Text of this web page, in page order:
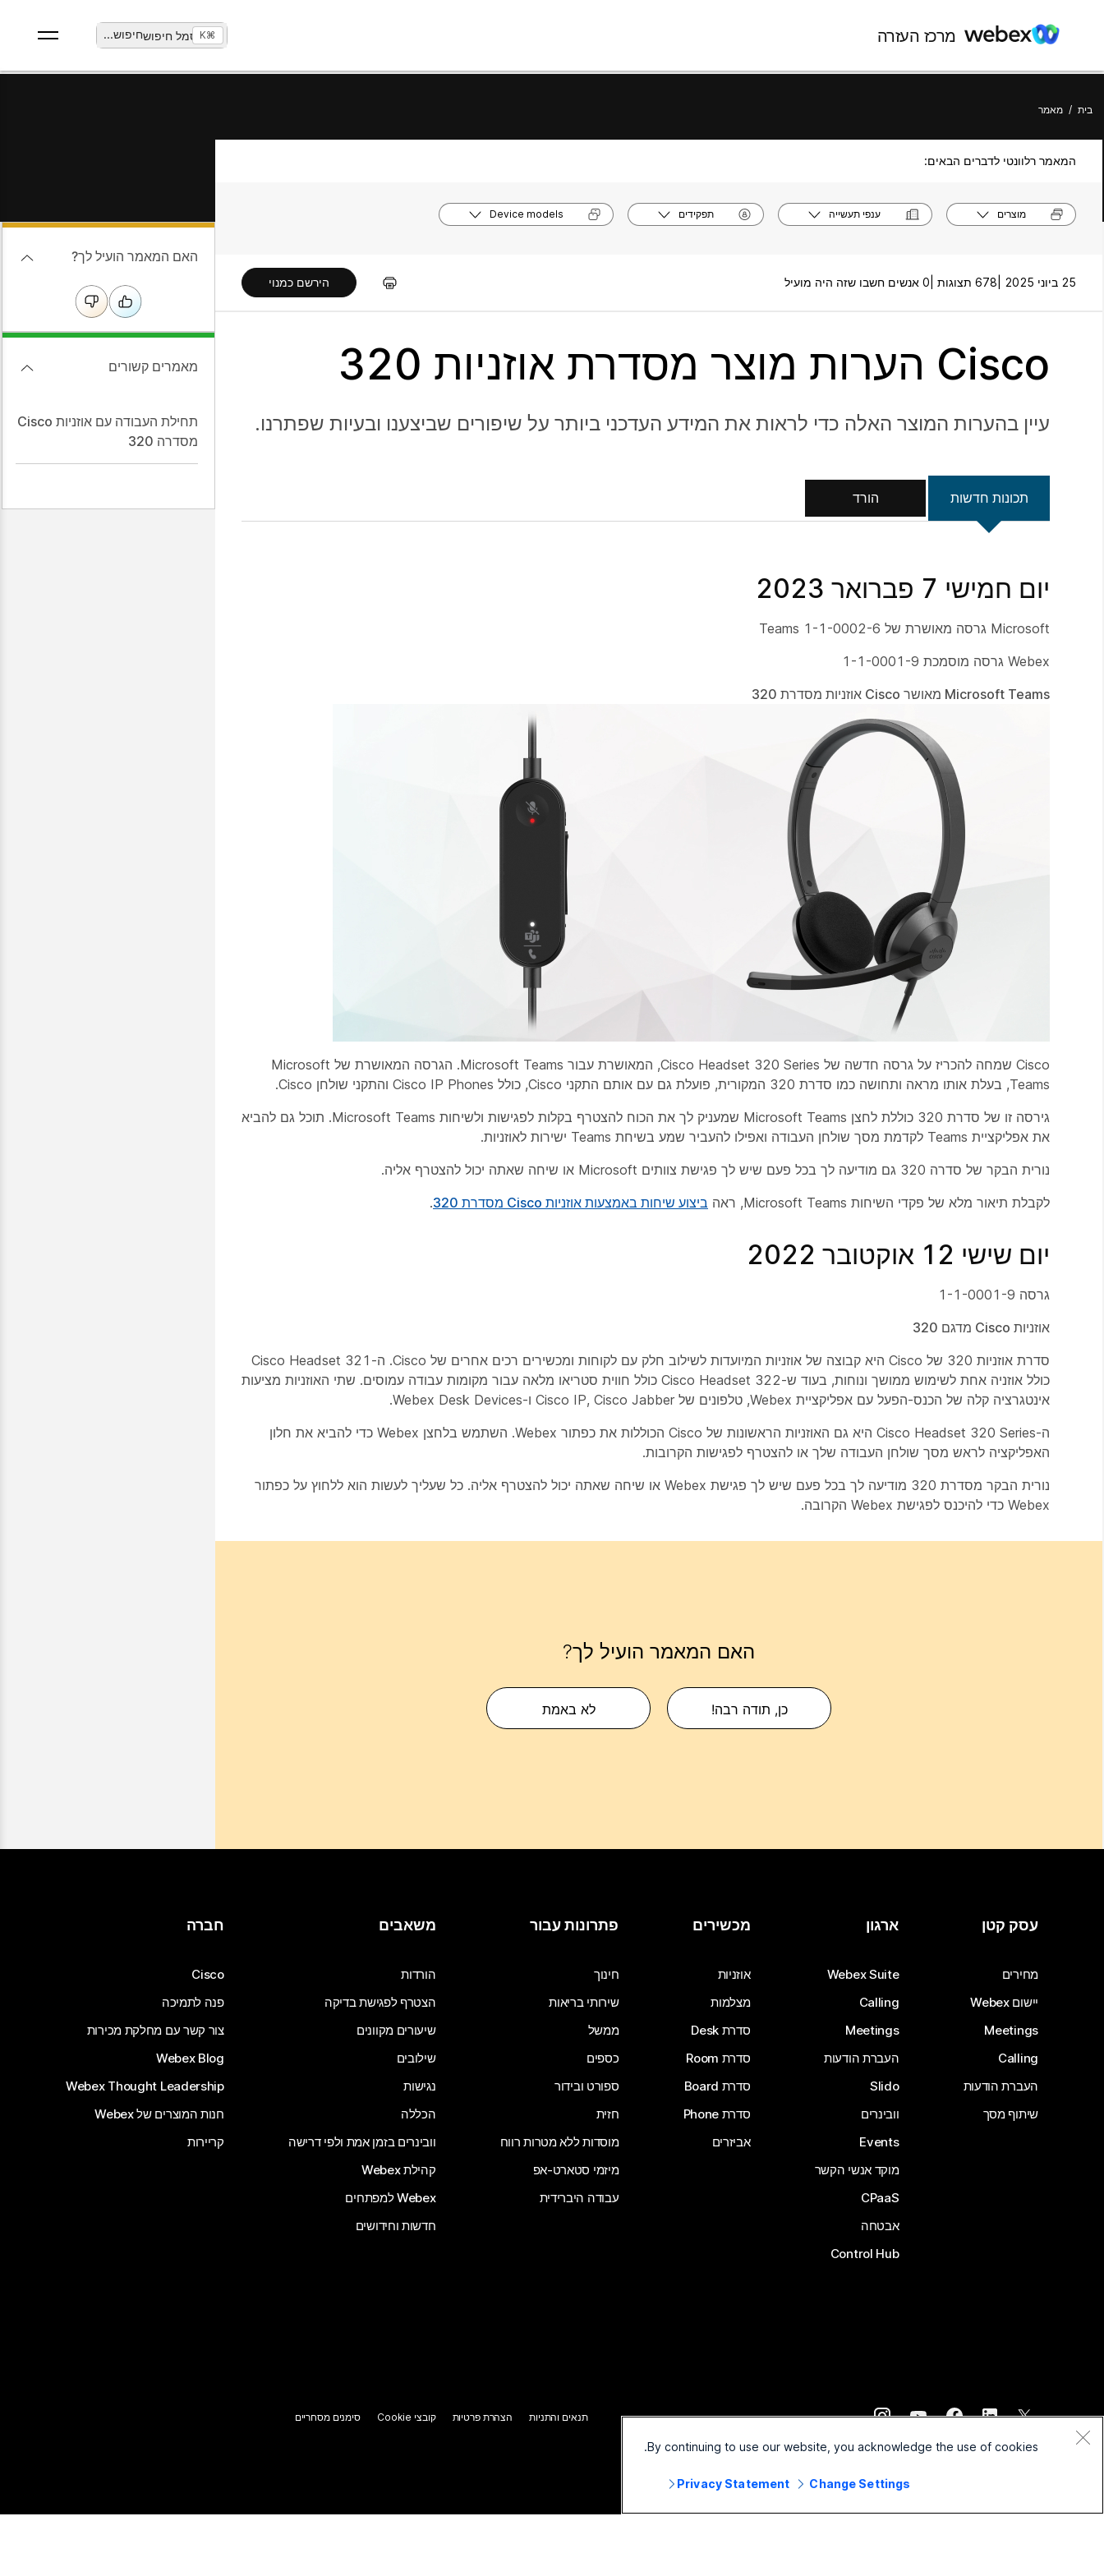
מרכז העזרה חיפוש... ⌘K
בית / מאמר
המאמר רלוונטי לדברים הבאים:
מוצרים ענפי תעשייה תפקידים Device models
25 ביוני 2025 | 678 תצוגות | 0 אנשים חשבו שזה היה מועיל הירשם כמנוי
Cisco הערות מוצר מסדרת אוזניות 320
עיין בהערות המוצר האלה כדי לראות את המידע העדכני ביותר על שיפורים שביצענו ובעיות שפתרנו.
תכונות חדשות הורד
יום חמישי 7 פברואר 2023
Microsoft גרסה מאושרת של Teams 1-1-0002-6
Webex גרסה מוסמכת 1-1-0001-9
Microsoft Teams מאושר Cisco אוזניות מסדרת 320
Cisco שמחה להכריז על גרסה חדשה של Cisco Headset 320 Series, המאושרת עבור Microsoft Teams. הגרסה המאושרת של Microsoft
Teams, בעלת אותו מראה ותחושה כמו סדרת 320 המקורית, פועלת גם עם אותם התקני Cisco, כולל Cisco IP Phones והתקני שולחן Cisco.
גירסה זו של סדרת 320 כוללת לחצן Microsoft Teams שמעניק לך את הכוח להצטרף בקלות לפגישות ולשיחות Microsoft Teams. תוכל גם להביא
את אפליקציית Teams לקדמת מסך שולחן העבודה ואפילו להעביר שמע בשיחת Teams ישירות לאוזניות.
נורית הבקר של סדרה 320 גם מודיעה לך בכל פעם שיש לך פגישת צוותים Microsoft או שיחה שאתה יכול להצטרף אליה.
לקבלת תיאור מלא של פקדי השיחות Microsoft Teams, ראה
ביצוע שיחות באמצעות אוזניות Cisco מסדרת 320 .
יום שישי 12 אוקטובר 2022
גרסה 1-1-0001-9
אוזניות Cisco מדגם 320
סדרת אוזניות 320 של Cisco היא קבוצה של אוזניות המיועדות לשילוב חלק עם לקוחות ומכשירים רכים אחרים של Cisco. ה-Cisco Headset 321
כולל אוזניה אחת לשימוש ממושך ונוחות, בעוד ש-Cisco Headset 322 כולל חווית סטריאו מלאה עבור מקומות עבודה עמוסים. שתי האוזניות מציעות
אינטגרציה קלה של הכנס-הפעל עם אפליקציית Webex, טלפונים של Cisco IP, Cisco Jabber ו-Webex Desk Devices.
ה-Cisco Headset 320 Series היא גם האוזניות הראשונות של Cisco הכוללות את כפתור Webex. השתמש בלחצן Webex כדי להביא את חלון
האפליקציה לראש מסך שולחן העבודה שלך או להצטרף לפגישות הקרובות.
נורית הבקר מסדרת 320 מודיעה לך בכל פעם שיש לך פגישת Webex או שיחה שאתה יכול להצטרף אליה. כל שעליך לעשות הוא ללחוץ על כפתור
Webex כדי להיכנס לפגישת Webex הקרובה.
האם המאמר הועיל לך?
כן, תודה רבה! לא באמת
האם המאמר הועיל לך?
מאמרים קשורים
תחילת העבודה עם אוזניות Cisco
מסדרה 320
עסק קטן
מחירים
יישום Webex
Meetings
Calling
העברת הודעות
שיתוף מסך
ארגון
Webex Suite
Calling
Meetings
העברת הודעות
Slido
וובינרים
Events
מוקד אנשי הקשר
CPaaS
אבטחה
Control Hub
מכשירים
אוזניות
מצלמות
סדרת Desk
סדרת Room
סדרת Board
סדרת Phone
אביזרים
פתרונות עבור
חינוך
שירותי בריאות
ממשל
כספים
ספורט ובידור
חזית
מוסדות ללא מטרות רווח
מיזמי סטארט-אפ
עבודה היברידית
משאבים
הורדות
הצטרף לפגישת בדיקה
שיעורים מקוונים
שילובים
נגישות
הכללה
וובינרים בזמן אמת ולפי דרישה
קהילת Webex
Webex למפתחים
חדשות וחידושים
חברה
Cisco
פנה לתמיכה
צור קשר עם מחלקת מכירות
Webex Blog
Webex Thought Leadership
חנות המוצרים של Webex
קריירות
2026Cisco ו/או החברות המשויכות לה. כל הזכויות שמורות.
תנאים והתניות הצהרת פרטיות קובצי Cookie סימנים מסחריים
By continuing to use our website, you acknowledge the use of cookies.
Privacy Statement Change Settings